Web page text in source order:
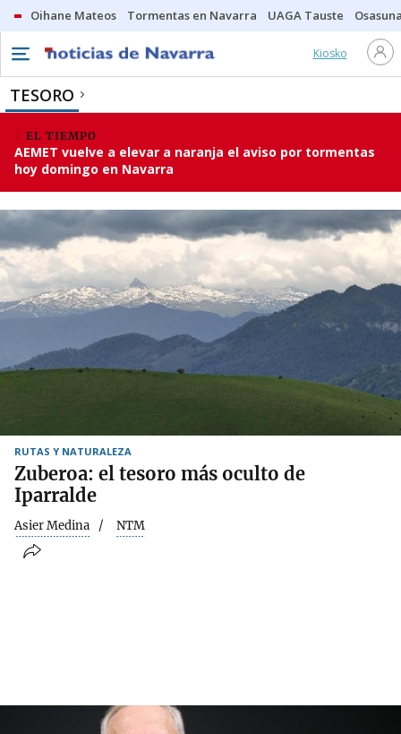
Oihane Mateos Tormentas en Navarra UAGA Tauste
Kiosko
TESORO
EL TIEMPO
AEMET vuelve a elevar a naranja el aviso por tormentas
hoy domingo en Navarra
RUTAS Y NATURALEZA
Zuberoa: el tesoro más oculto de
Iparralde
Asier Medina NTM